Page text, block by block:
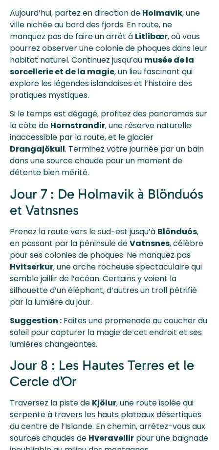
Aujourd’hui, partez en direction de Holmavik, une
ville nichée au bord des fjords. En route, ne
manquez pas de faire un arrêt à Litlibær, où vous
pourrez observer une colonie de phoques dans leur
habitat naturel. Continuez jusqu’au musée de la
sorcellerie et de la magie, un lieu fascinant qui
explore les légendes islandaises et l’histoire des
pratiques mystiques.
Si le temps est dégagé, profitez des panoramas sur
la côte de Hornstrandir, une réserve naturelle
inaccessible par la route, et le glacier
Drangajökull. Terminez votre journée par un bain
dans une source chaude pour un moment de
détente bien mérité.
Jour 7 : De Holmavik à Blönduós
et Vatnsnes
Prenez la route vers le sud-est jusqu’à Blönduós,
en passant par la péninsule deVatnsnes, célèbre
pour ses colonies de phoques. Ne manquez pas
Hvitserkur, une arche rocheuse spectaculaire qui
semble jaillir de l’océan. Certains y voient la
silhouette d’un éléphant, d’autres un troll pétrifié
par la lumière du jour.
Suggestion : Faites une promenade au coucher du
soleil pour capturer la magie de cet endroit et ses
lumières changeantes.
Jour 8 : Les Hautes Terres et le
Cercle d’Or
Traversez la piste de Kjölur, une route isolée qui
serpente à travers les hauts plateaux désertiques
du centre de l’Islande. En chemin, arrêtez-vous aux
sources chaudes de Hveravellir pour une baignade